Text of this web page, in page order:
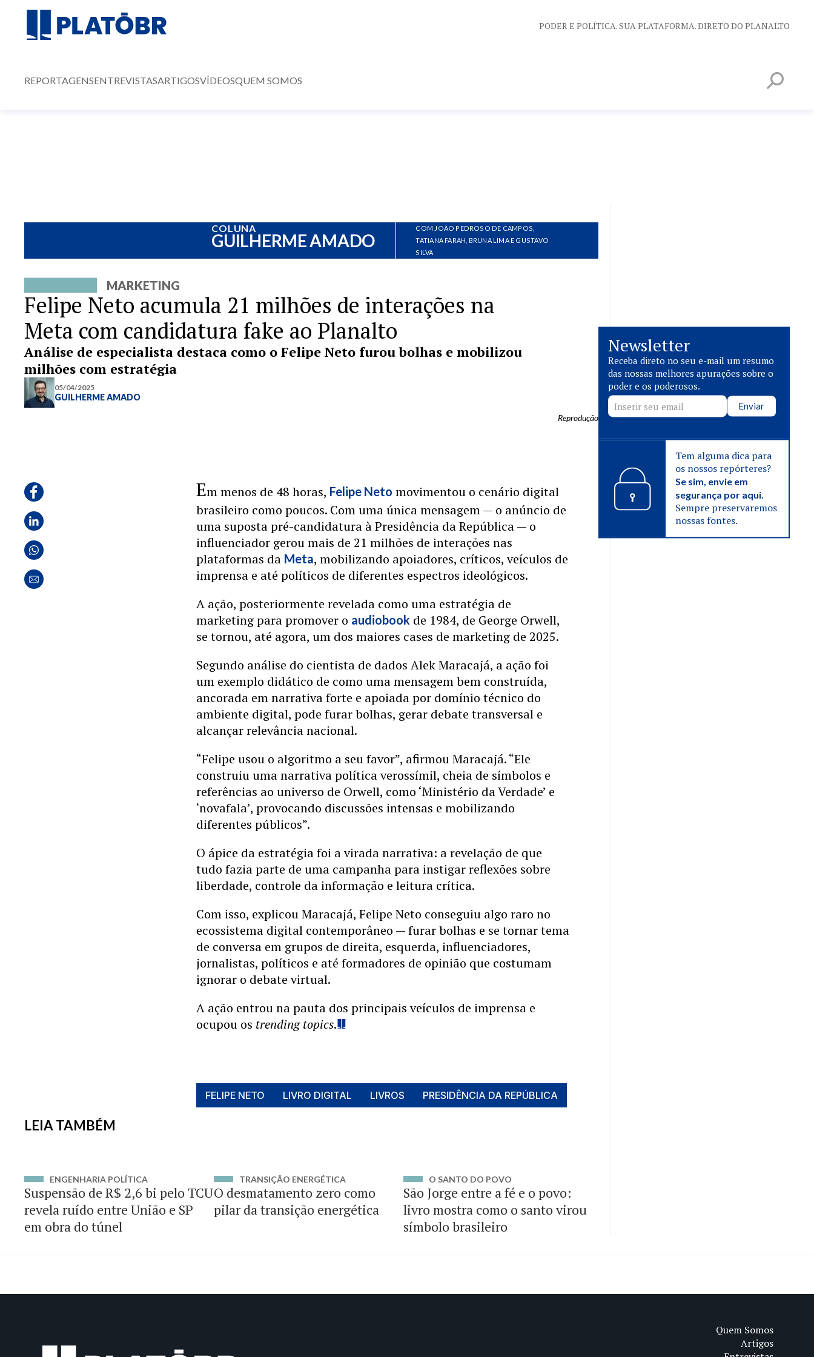
PODER E POLÍTICA. SUA PLATAFORMA. DIRETO DO PLANALTO
REPORTAGENSENTREVISTASARTIGOSVÍDEOSQUEM SOMOS
COLUNA
GUILHERME AMADO
COM JOÃO PEDROSO DE CAMPOS,
TATIANA FARAH, BRUNA LIMA E GUSTAVO
SILVA
MARKETING
Felipe Neto acumula 21 milhões de interações na
Meta com candidatura fake ao Planalto
Análise de especialista destaca como o Felipe Neto furou bolhas e mobilizou
milhões com estratégia
05/04/2025
GUILHERME AMADO
Reprodução
Em menos de 48 horas, Felipe Neto movimentou o cenário digital
brasileiro como poucos. Com uma única mensagem — o anúncio de
uma suposta pré-candidatura à Presidência da República — o
influenciador gerou mais de 21 milhões de interações nas
plataformas da Meta, mobilizando apoiadores, críticos, veículos de
imprensa e até políticos de diferentes espectros ideológicos.
A ação, posteriormente revelada como uma estratégia de
marketing para promover o audiobook de 1984, de George Orwell,
se tornou, até agora, um dos maiores cases de marketing de 2025.
Segundo análise do cientista de dados Alek Maracajá, a ação foi
um exemplo didático de como uma mensagem bem construída,
ancorada em narrativa forte e apoiada por domínio técnico do
ambiente digital, pode furar bolhas, gerar debate transversal e
alcançar relevância nacional.
“Felipe usou o algoritmo a seu favor”, afirmou Maracajá. “Ele
construiu uma narrativa política verossímil, cheia de símbolos e
referências ao universo de Orwell, como ‘Ministério da Verdade’ e
‘novafala’, provocando discussões intensas e mobilizando
diferentes públicos”.
O ápice da estratégia foi a virada narrativa: a revelação de que
tudo fazia parte de uma campanha para instigar reflexões sobre
liberdade, controle da informação e leitura crítica.
Com isso, explicou Maracajá, Felipe Neto conseguiu algo raro no
ecossistema digital contemporâneo — furar bolhas e se tornar tema
de conversa em grupos de direita, esquerda, influenciadores,
jornalistas, políticos e até formadores de opinião que costumam
ignorar o debate virtual.
A ação entrou na pauta dos principais veículos de imprensa e
ocupou os trending topics.
FELIPE NETO LIVRO DIGITAL LIVROS PRESIDÊNCIA DA REPÚBLICA
LEIA TAMBÉM
ENGENHARIA POLÍTICA
Suspensão de R$ 2,6 bi pelo TCU
revela ruído entre União e SP
em obra do túnel
TRANSIÇÃO ENERGÉTICA
O desmatamento zero como
pilar da transição energética
O SANTO DO POVO
São Jorge entre a fé e o povo:
livro mostra como o santo virou
símbolo brasileiro
Newsletter
Receba direto no seu e-mail um resumo
das nossas melhores apurações sobre o
poder e os poderosos.
Enviar
Tem alguma dica para
os nossos repórteres?
Se sim, envie em
segurança por aqui.
Sempre preservaremos
nossas fontes.
Quem Somos
Artigos